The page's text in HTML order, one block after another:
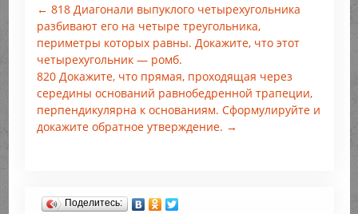
← 818 Диагонали выпуклого четырехугольника
разбивают его на четыре треугольника,
периметры которых равны. Докажите, что этот
четырехугольник — ромб.
820 Докажите, что прямая, проходящая через
середины оснований равнобедренной трапеции,
перпендикулярна к основаниям. Сформулируйте и
докажите обратное утверждение. →
Поделитесь: